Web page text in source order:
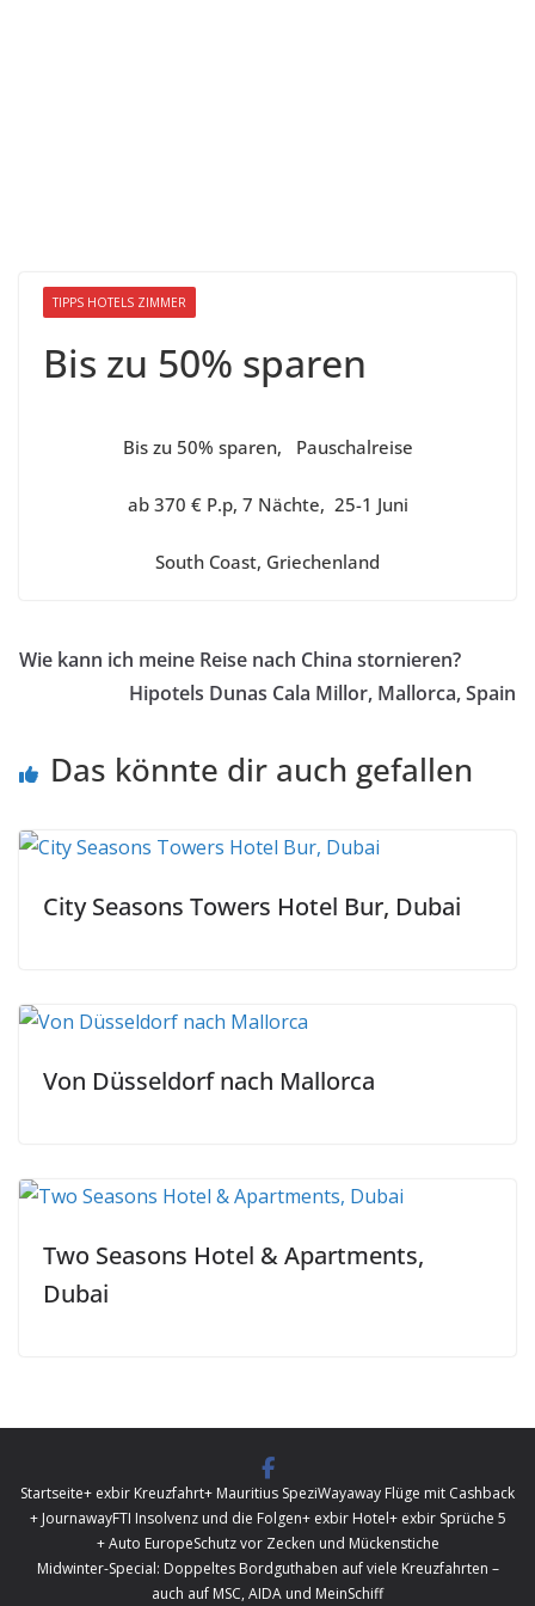
TIPPS HOTELS ZIMMER
Bis zu 50% sparen
Bis zu 50% sparen, Pauschalreise
ab 370 € P.p, 7 Nächte, 25-1 Juni
South Coast, Griechenland
Wie kann ich meine Reise nach China stornieren?
Hipotels Dunas Cala Millor, Mallorca, Spain
Das könnte dir auch gefallen
City Seasons Towers Hotel Bur, Dubai
Von Düsseldorf nach Mallorca
Two Seasons Hotel & Apartments,
Dubai
Startseite+ exbir Kreuzfahrt+ Mauritius SpeziWayaway Flüge mit Cashback
+ JournawayFTI Insolvenz und die Folgen+ exbir Hotel+ exbir Sprüche 5
+ Auto EuropeSchutz vor Zecken und Mückenstiche
Midwinter-Special: Doppeltes Bordguthaben auf viele Kreuzfahrten –
auch auf MSC, AIDA und MeinSchiff